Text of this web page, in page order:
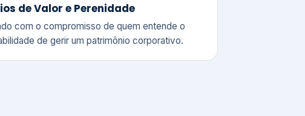
de Valor e Perenidade
com o compromisso de quem entende o
de gerir um patrimônio corporativo.